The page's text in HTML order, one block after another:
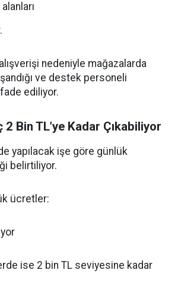
nedeniyle mağazalarda
ve destek personeli
ediliyor.
Bin TL’ye Kadar Çıkabiliyor
yapılacak işe göre günlük
belirtiliyor.
ücretler:
ise 2 bin TL seviyesine kadar